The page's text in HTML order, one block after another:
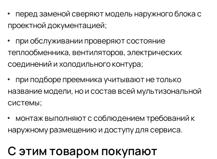
перед заменой сверяют модель наружного блока с
проектной документацией;
при обслуживании проверяют состояние
теплообменника, вентиляторов, электрических
соединений и холодильного контура;
при подборе преемника учитывают не только
название модели, но и состав всей мультизональной
системы;
монтаж выполняют с соблюдением требований к
наружному размещению и доступу для сервиса.
С этим товаром покупают